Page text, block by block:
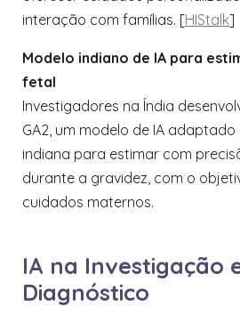
interação com famílias. [HIStalk​]
Modelo indiano de IA para
fetal
Investigadores na Índia
GA2, um modelo de IA
indiana para estimar com
durante a gravidez, com o
cuidados maternos.
IA na Investigação
Diagnóstico